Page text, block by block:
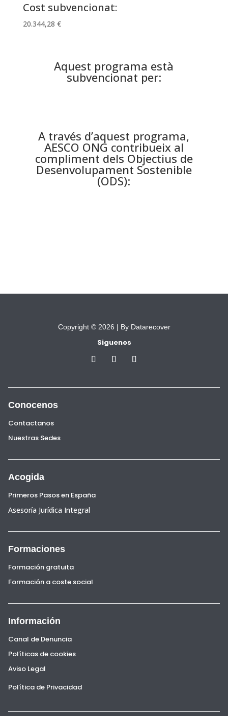
Cost subvencionat:
20.344,28 €
Aquest programa està
subvencionat per:
A través d’aquest programa,
AESCO ONG contribueix al
compliment dels Objectius de
Desenvolupament Sostenible
(ODS):
Copyright © 2026 | By Datarecover
Siguenos
Conocenos
Contactanos
Nuestras Sedes
Acogida
Primeros Pasos en España
Asesoría Jurídica Integral
Formaciones
Formación gratuita
Formación a coste social
Información
Canal de Denuncia
Políticas de cookies
Aviso Legal
Política de Privacidad